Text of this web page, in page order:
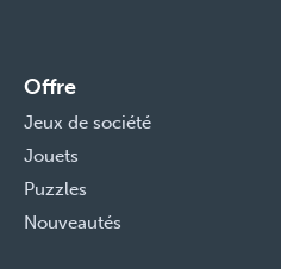
Offre
Jeux de société
Jouets
Puzzles
Nouveautés